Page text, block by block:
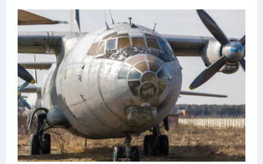
Эмблемы
Спецтехника